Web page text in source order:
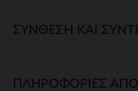
ΣΎΝΘΕΣΗ ΚΑΙ
ΠΛΗΡΟΦΟΡΊΕΣ